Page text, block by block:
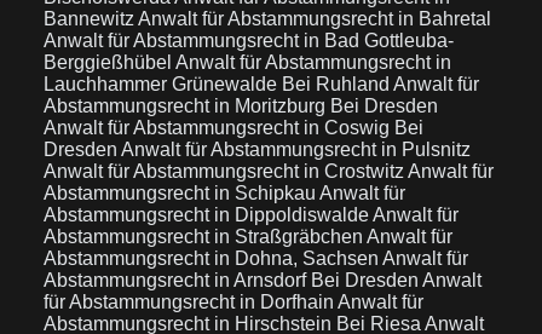
Bannewitz Anwalt für Abstammungsrecht in Bahretal
Anwalt für Abstammungsrecht in Bad Gottleuba-
Berggießhübel Anwalt für Abstammungsrecht in
Lauchhammer Grünewalde Bei Ruhland Anwalt für
Abstammungsrecht in Moritzburg Bei Dresden
Anwalt für Abstammungsrecht in Coswig Bei
Dresden Anwalt für Abstammungsrecht in Pulsnitz
Anwalt für Abstammungsrecht in Crostwitz Anwalt für
Abstammungsrecht in Schipkau Anwalt für
Abstammungsrecht in DippoldiswaldeAnwalt für
Abstammungsrecht in Straßgräbchen Anwalt für
Abstammungsrecht in Dohna, Sachsen Anwalt für
Abstammungsrecht in Arnsdorf Bei Dresden Anwalt
für Abstammungsrecht in Dorfhain Anwalt für
Abstammungsrecht in Hirschstein Bei Riesa Anwalt